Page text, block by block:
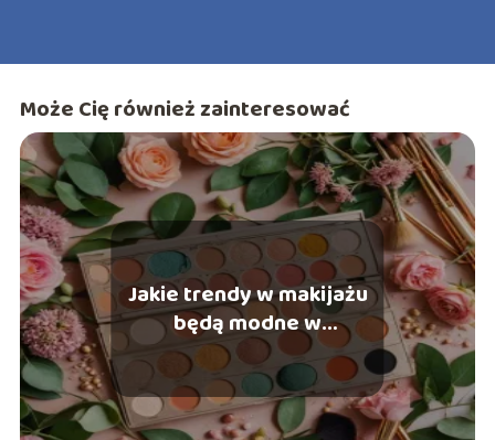
Może Cię również zainteresować
Jakie trendy w makijażu
będą modne w
nadchodzącym sezonie?